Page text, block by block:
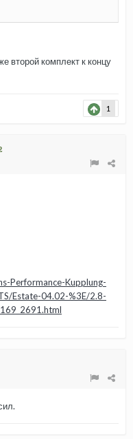
второй комплект к концу
1
Performance-Kupplung-
Estate-04.02-%3E/2.8-